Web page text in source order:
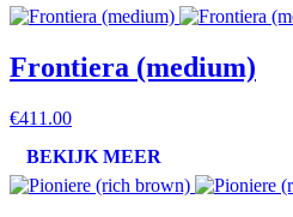
Frontiera (medium)
€411.00
BEKIJK MEER